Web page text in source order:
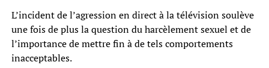
L’incident de l’agression en direct à la télévision soulève
une fois de plus la question du harcèlement sexuel et de
l’importance de mettre fin à de tels comportements
inacceptables.